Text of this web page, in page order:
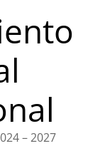
– 2027